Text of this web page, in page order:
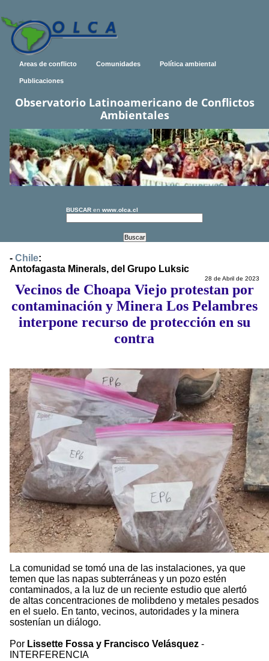
Areas de conflicto Comunidades Política ambiental
Publicaciones
Observatorio Latinoamericano de Conflictos
Ambientales
BUSCAR en www.olca.cl
- Chile:
Antofagasta Minerals, del Grupo Luksic
28 de Abril de 2023
Vecinos de Choapa Viejo protestan por
contaminación y Minera Los Pelambres
interpone recurso de protección en su
contra
La comunidad se tomó una de las instalaciones, ya que
temen que las napas subterráneas y un pozo estén
contaminados, a la luz de un reciente estudio que alertó
de altas concentraciones de molibdeno y metales pesados
en el suelo. En tanto, vecinos, autoridades y la minera
sostenían un diálogo.
Por Lissette Fossa y Francisco Velásquez -
INTERFERENCIA